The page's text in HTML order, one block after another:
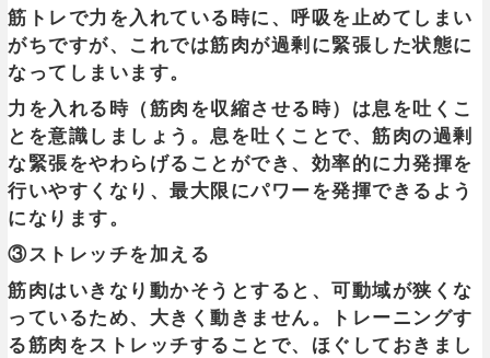
筋トレで力を入れている時に、呼吸を止めてしまい
がちですが、これでは筋肉が過剰に緊張した状態に
なってしまいます。
力を入れる時（筋肉を収縮させる時）は息を吐くこ
とを意識しましょう 。息を吐くことで、 筋肉の過剰
な緊張をやわらげる ことができ、効率的に力発揮を
行いやすくなり、最大限にパワーを発揮できるよう
になります。
③ストレッチを加える
筋肉はいきなり動かそうとすると、可動域が狭くな
っているため、大きく動きません。トレーニングす
る筋肉をストレッチすることで、ほぐしておきまし